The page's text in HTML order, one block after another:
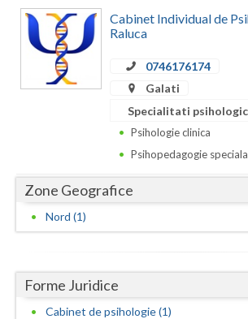
Calarasi
Caras-Severin
Dolj
Galati
Gorj
Cabinet Individual de
Raluca
0746176174
Galati
Specialitati
Psihologie clinica
Psihopedagogie speciala
Zone Geografice
Nord (1)
Forme Juridice
Cabinet de psihologie (1)